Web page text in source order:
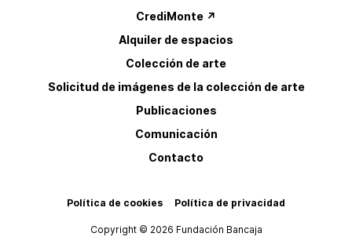
CrediMonte ↗
Alquiler de espacios
Colección de arte
Solicitud de imágenes de la colección de arte
Publicaciones
Comunicación
Contacto
Política de cookies Política de privacidad
Copyright © 2026 Fundación Bancaja